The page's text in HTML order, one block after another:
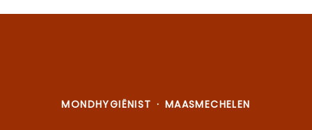
MONDHYGIËNIST · MAASMECHELEN